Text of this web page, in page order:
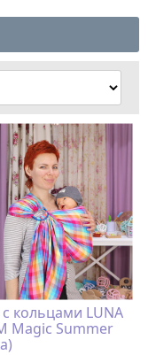
с кольцами LUNA
Magic Summer